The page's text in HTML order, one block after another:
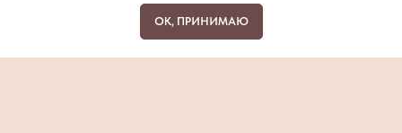
OK, ПРИНИМАЮ